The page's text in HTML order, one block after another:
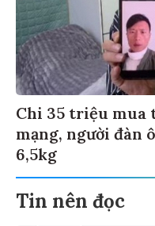
Chi 35 triệu mua
mạng, người đàn
6,5kg
Tin nên đọc